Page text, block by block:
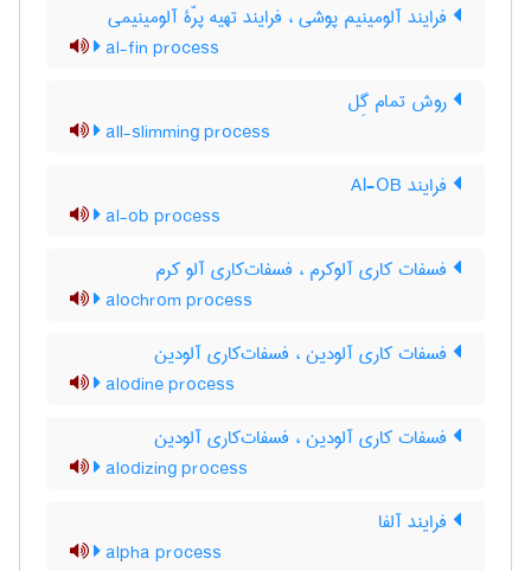
فرایند آلومینیم پوشی ، فرایند تهیه پرّۀ آلومینیمی
al-fin process
روش تمام گِل
all-slimming process
فرایند Al-OB
al-ob process
فسفات کاری آلوکرم ، فسفات‌کاری آلو کرم
alochrom process
فسفات کاری آلودین ، فسفات‌کاری آلودین
alodine process
فسفات کاری آلودین ، فسفات‌کاری آلودین
alodizing process
فرایند آلفا
alpha process